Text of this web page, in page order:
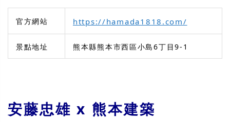
官方網站 https://hamada1818.com/
景點地址 熊本縣熊本市西區小島6丁目9-1
安藤忠雄 x 熊本建築